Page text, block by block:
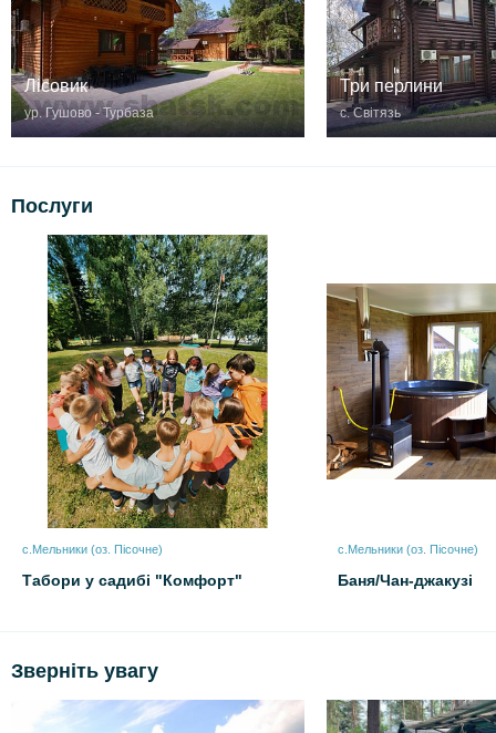
Лісовик
ур. Гушово - Турбаза
Три перлини
с. Світязь
Послуги
с.Мельники (оз. Пісочне)
Табори у садибі "Комфорт"
с.Мельники (оз. Пісочне)
Баня/Чан-джакузі
Зверніть увагу